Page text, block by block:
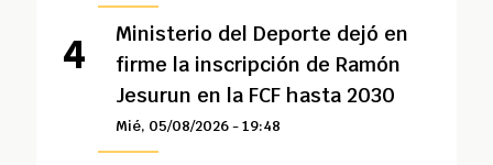
Ministerio del Deporte dejó en
firme la inscripción de Ramón
Jesurun en la FCF hasta 2030
Mié, 05/08/2026 - 19:48